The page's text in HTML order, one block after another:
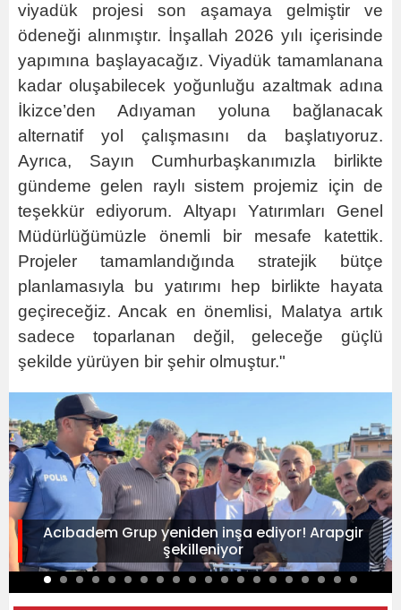
viyadük projesi son aşamaya gelmiştir ve
ödeneği alınmıştır. İnşallah 2026 yılı içerisinde
yapımına başlayacağız. Viyadük tamamlanana
kadar oluşabilecek yoğunluğu azaltmak adına
İkizce’den Adıyaman yoluna bağlanacak
alternatif yol çalışmasını da başlatıyoruz.
Ayrıca, Sayın Cumhurbaşkanımızla birlikte
gündeme gelen raylı sistem projemiz için de
teşekkür ediyorum. Altyapı Yatırımları Genel
Müdürlüğümüzle önemli bir mesafe katettik.
Projeler tamamlandığında stratejik bütçe
planlamasıyla bu yatırımı hep birlikte hayata
geçireceğiz. Ancak en önemlisi, Malatya artık
sadece toparlanan değil, geleceğe güçlü
şekilde yürüyen bir şehir olmuştur."
Acıbadem Grup yeniden inşa ediyor! Arapgir
şekilleniyor